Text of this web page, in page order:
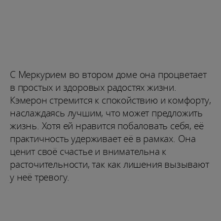
С Меркурием во втором доме она процветает
в простых и здоровых радостях жизни.
Кэмерон стремится к спокойствию и комфорту,
наслаждаясь лучшим, что может предложить
жизнь. Хотя ей нравится побаловать себя, её
практичность удерживает её в рамках. Она
ценит своё счастье и внимательна к
расточительности, так как лишения вызывают
у неё тревогу.